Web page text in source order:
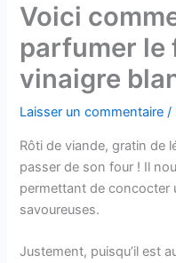
Voici
parfumer le
vinaigre
Laisser un commentaire /
Rôti de viande, gratin de
passer de son four ! Il
permettant de concocter
savoureuses.
Justement, puisqu’il est